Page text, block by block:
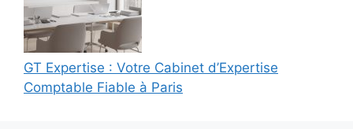
GT Expertise : Votre Cabinet d’Expertise
Comptable Fiable à Paris